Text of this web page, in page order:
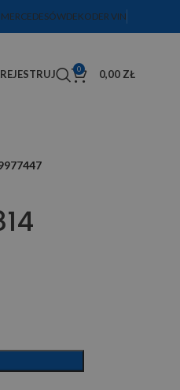
DEKODER VIN
0 0,00 ZŁ